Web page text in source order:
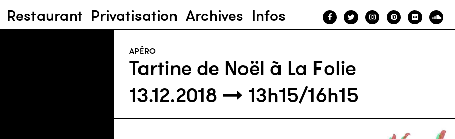
Restaurant Privatisation Archives Infos
Tartine de Noël à La Folie
APÉRO
13.12.2018 13h15/16h15